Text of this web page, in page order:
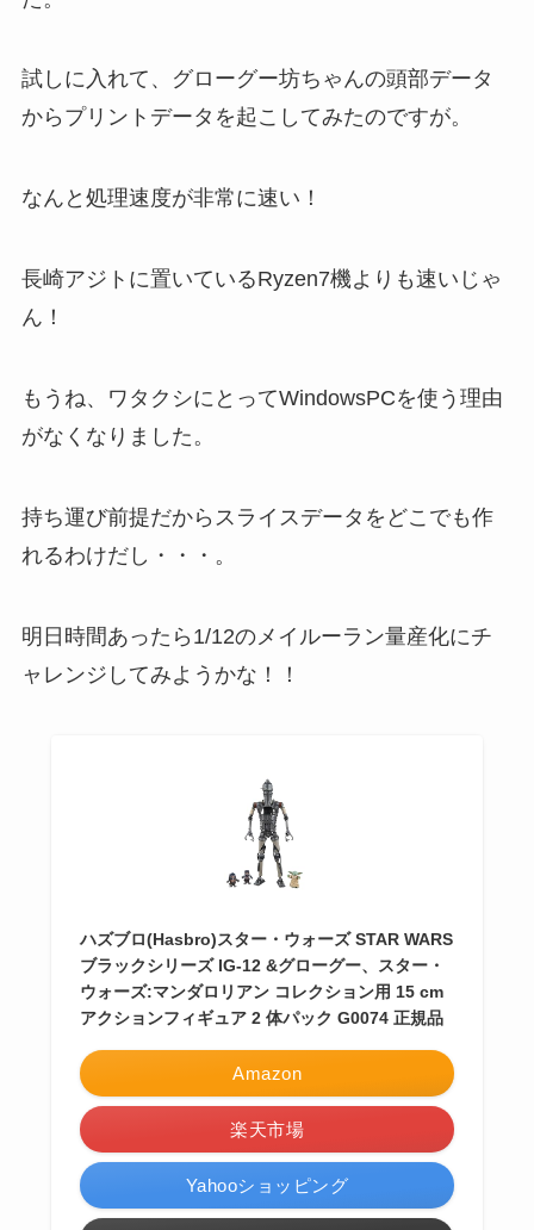
試しに入れて、グローグー坊ちゃんの頭部データ
からプリントデータを起こしてみたのですが。
なんと処理速度が非常に速い！
長崎アジトに置いているRyzen7機よりも速いじゃ
ん！
もうね、ワタクシにとってWindowsPCを使う理由
がなくなりました。
持ち運び前提だからスライスデータをどこでも作
れるわけだし・・・。
明日時間あったら1/12のメイルーラン量産化にチ
ャレンジしてみようかな！！
ハズブロ(Hasbro)スター・ウォーズ STAR WARS
ブラックシリーズ IG-12 &グローグー、スター・
ウォーズ:マンダロリアン コレクション用 15 cm
アクションフィギュア 2 体パック G0074 正規品
Amazon
楽天市場
Yahooショッピング